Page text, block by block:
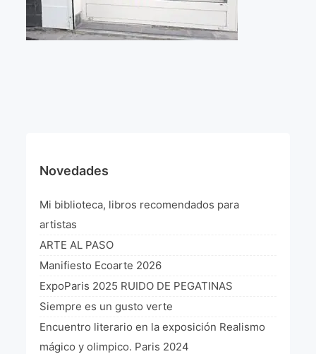
Política de cookies
Expositions
¡VIVE Molière! Un hommage latino-américain à
Molière 2022
Exposición París 2021 “Traverser ton miroir” «A
través de tu espejo»
La Formule de l’art París 2020
L’art Colombien à Paris 2019
L’art Latino-américain à Paris 2019
Reflecting Source. NY 2019
Novedades
Mi biblioteca, libros recomendados para
artistas
ARTE AL PASO
Manifiesto Ecoarte 2026
ExpoParis 2025 RUIDO DE PEGATINAS
Siempre es un gusto verte
Encuentro literario en la exposición Realismo
mágico y olimpico. Paris 2024